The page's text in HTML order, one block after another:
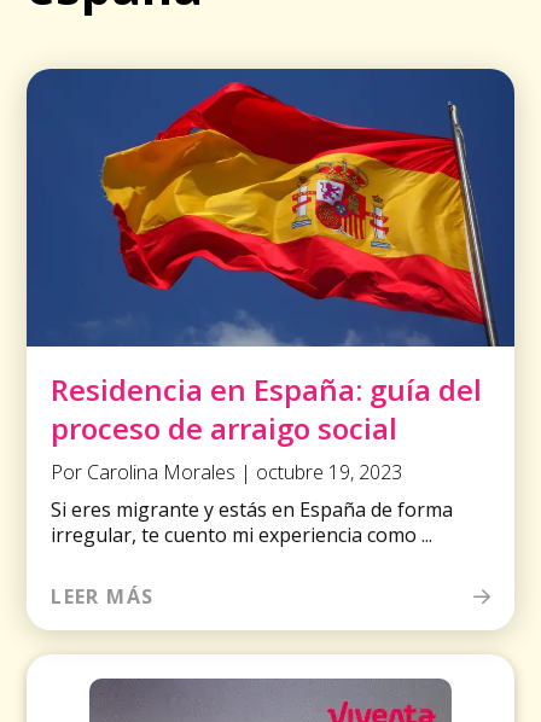
Residencia en España: guía del
proceso de arraigo social
Por Carolina Morales | octubre 19, 2023
Si eres migrante y estás en España de forma
irregular, te cuento mi experiencia como ...
LEER MÁS